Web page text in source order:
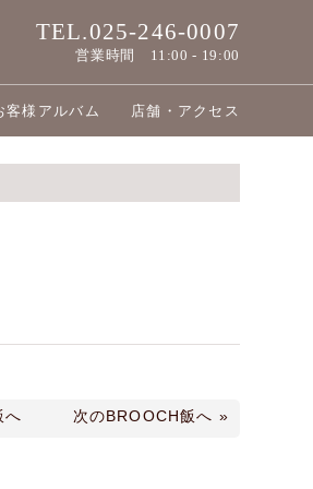
TEL.025-246-0007
営業時間 11:00 - 19:00
客様アルバム 店舗・アクセス
へ 次のBROOCH飯へ »